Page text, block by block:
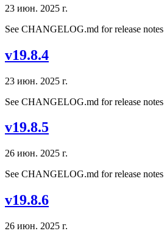
23 июн. 2025 г.
See CHANGELOG.md for release notes
v19.8.4
23 июн. 2025 г.
See CHANGELOG.md for release notes
v19.8.5
26 июн. 2025 г.
See CHANGELOG.md for release notes
v19.8.6
26 июн. 2025 г.